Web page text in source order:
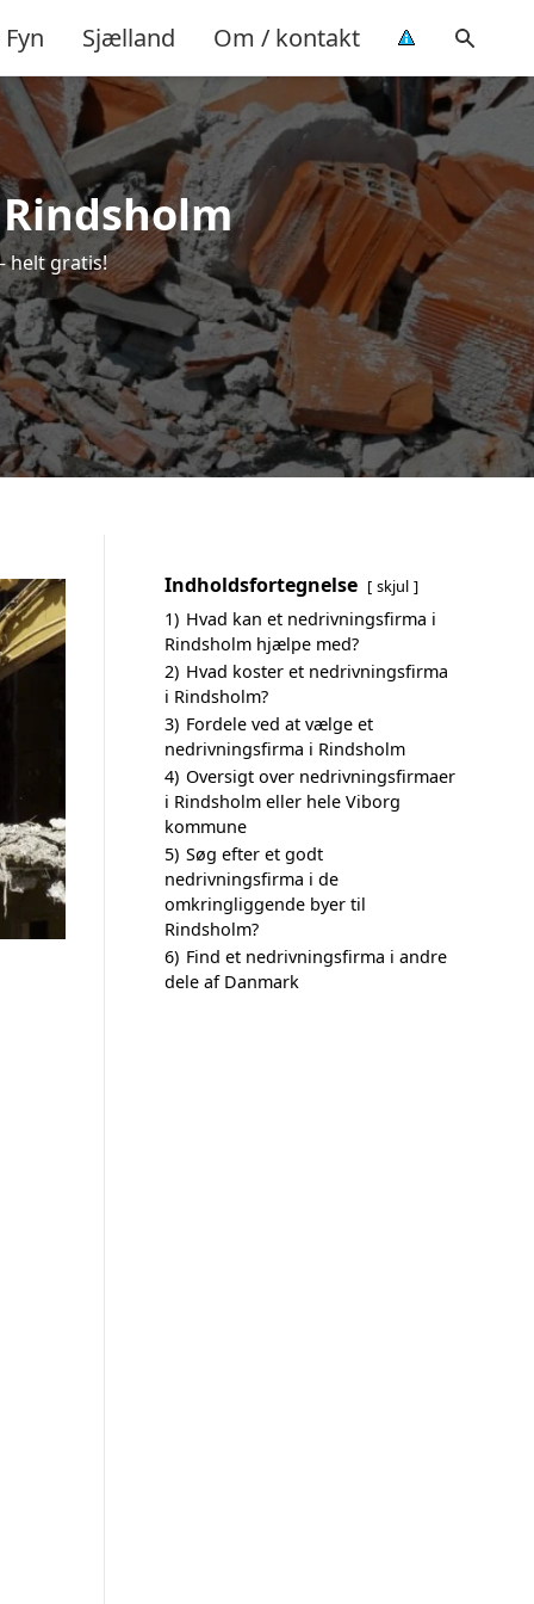
Fyn Sjælland Om / kontakt
helt gratis!
Indholdsfortegnelse skjul
1) Hvad kan et nedrivningsfirma i
Rindsholm hjælpe med?
2) Hvad koster et nedrivningsfirma
i Rindsholm?
3) Fordele ved at vælge et
nedrivningsfirma i Rindsholm
4) Oversigt over nedrivningsfirmaer
i Rindsholm eller hele Viborg
kommune
5) Søg efter et godt
nedrivningsfirma i de
omkringliggende byer til
Rindsholm?
6) Find et nedrivningsfirma i andre
dele af Danmark